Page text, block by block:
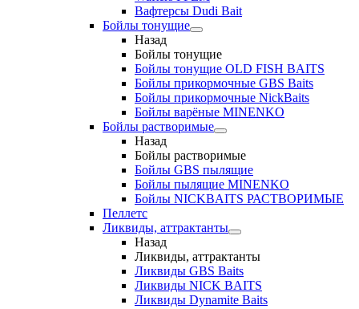
Вафтерсы Dudi Bait
Бойлы тонущие
Назад
Бойлы тонущие
Бойлы тонущие OLD FISH BAITS
Бойлы прикормочные GBS Baits
Бойлы прикормочные NickBaits
Бойлы варёные MINENKO
Бойлы растворимые
Назад
Бойлы растворимые
Бойлы GBS пылящие
Бойлы пылящие MINENKO
Бойлы NICKBAITS РАСТВОРИМЫЕ
Пеллетс
Ликвиды, аттрактанты
Назад
Ликвиды, аттрактанты
Ликвиды GBS Baits
Ликвиды NICK BAITS
Ликвиды Dynamite Baits